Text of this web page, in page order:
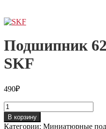
Подшипник
SKF
490₽
Количество
товара
Подшипник
В корзину
Категории: Миниатюрные